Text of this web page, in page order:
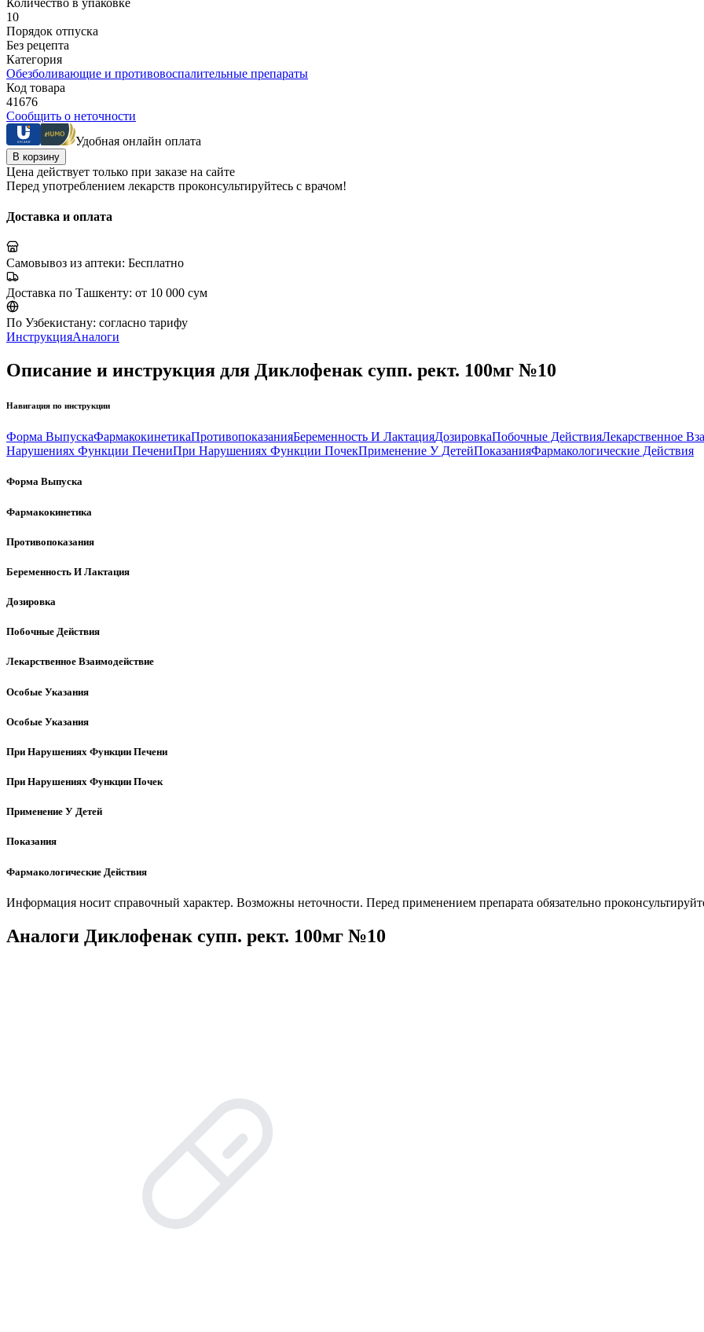
10
Порядок отпуска
Без рецепта
Категория
Обезболивающие и противовоспалительные препараты
Код товара
41676
Сообщить о неточности
Удобная онлайн оплата
В корзину
Цена действует только при заказе на сайте
Перед употреблением лекарств проконсультируйтесь с врачом!
Доставка и оплата
Самовывоз из аптеки: Бесплатно
Доставка по Ташкенту: от 10 000 сум
По Узбекистану: согласно тарифу
ИнструкцияАналоги
Описание и инструкция для Диклофенак супп. рект. 100мг №10
Навигация по инструкции
Форма ВыпускаФармакокинетикаПротивопоказанияБеременность И ЛактацияДозировкаПобочные ДействияЛекарственное
Нарушениях Функции ПечениПри Нарушениях Функции ПочекПрименение У ДетейПоказанияФармакологические Действия
Форма Выпуска
Фармакокинетика
Противопоказания
Беременность И Лактация
Дозировка
Побочные Действия
Лекарственное Взаимодействие
Особые Указания
Особые Указания
При Нарушениях Функции Печени
При Нарушениях Функции Почек
Применение У Детей
Показания
Фармакологические Действия
Информация носит справочный характер. Возможны неточности. Перед применением препарата обязательно
Аналоги Диклофенак супп. рект. 100мг №10